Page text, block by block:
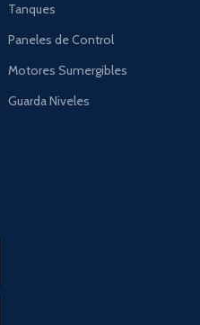
Tanques
Paneles de Control
Motores Sumergibles
Guarda Niveles